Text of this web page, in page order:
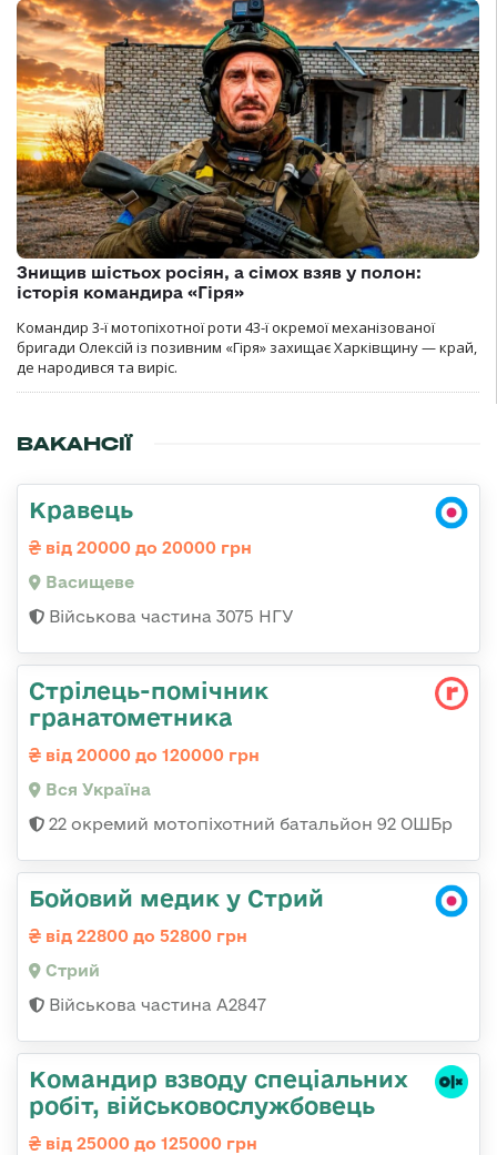
Знищив шістьох росіян, а сімох взяв у полон:
історія командира «Гіря»
Командир 3-ї мотопіхотної роти 43-ї окремої механізованої
бригади Олексій із позивним «Гіря» захищає Харківщину — край,
де народився та виріс.
ВАКАНСІЇ
Кравець
від 20000 до 20000 грн
Васищеве
Військова частина 3075 НГУ
Стрілець-помічник
гранатометника
від 20000 до 120000 грн
Вся Україна
22 окремий мотопіхотний батальйон 92 ОШБр
Бойовий медик у Стрий
від 22800 до 52800 грн
Стрий
Військова частина А2847
Командир взводу спеціальних
робіт, військовослужбовець
від 25000 до 125000 грн